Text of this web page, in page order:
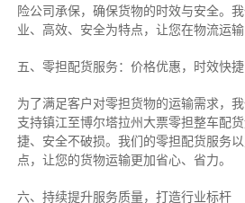
险公司承保，确保货物的时效与安全。
业、高效、安全为特点，让您在物流运输
五、零担配货服务：价格优惠，时效快捷
为了满足客户对零担货物的运输需求，
支持镇江至博尔塔拉州大票零担整车配
捷、安全不破损。我们的零担配货服务
点，让您的货物运输更加省心、省力。
六、持续提升服务质量，打造行业标杆